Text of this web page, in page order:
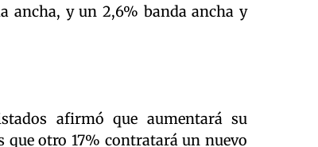
ancha, y un 2,6% banda ancha y
afirmó que aumentará su
otro 17% contratará un nuevo